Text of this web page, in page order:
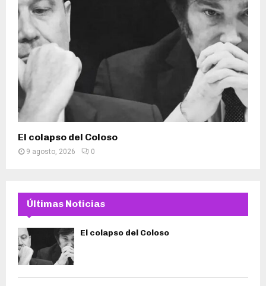
El colapso del Coloso
9 agosto, 2026 0
Últimas Noticias
El colapso del Coloso